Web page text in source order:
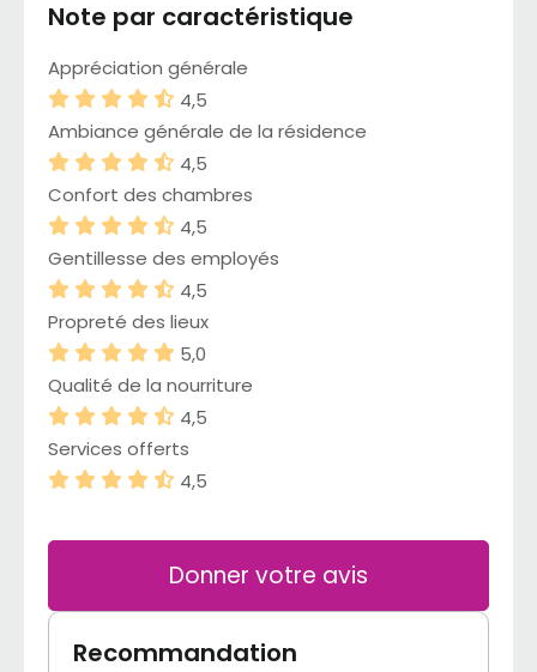
Note par caractéristique
Appréciation générale
4,5
Ambiance générale de la résidence
4,5
Confort des chambres
4,5
Gentillesse des employés
4,5
Propreté des lieux
5,0
Qualité de la nourriture
4,5
Services offerts
4,5
Donner votre avis
Recommandation